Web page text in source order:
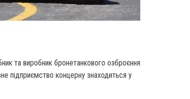
та виробник бронетанкового озброєння
підприємство концерну знаходиться у